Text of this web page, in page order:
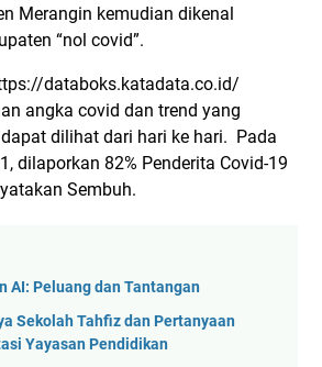
Merangin kemudian dikenal
“nol covid”.
databoks.katadata.co.id/
angka covid dan trend yang
dilihat dari hari ke hari. Pada
dilaporkan 82% Penderita Covid-19
Sembuh.
AI: Peluang dan Tantangan
Sekolah Tahfiz dan Pertanyaan
Yayasan Pendidikan